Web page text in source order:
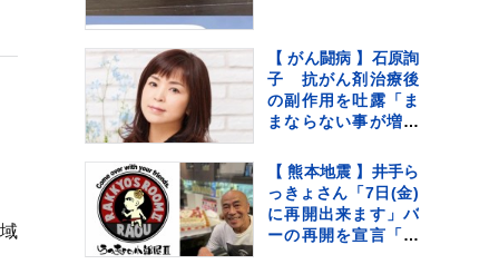
ぷたぷで草」「無防
備ｗｗ」
【 がん闘病 】石原詢
子 抗がん剤治療後
の副作用を吐露「ま
まならない事が増え
【 熊本地震 】井手ら
っきょさん「7日(金)
に再開出来ます」バ
ーの再開を宣言「熊